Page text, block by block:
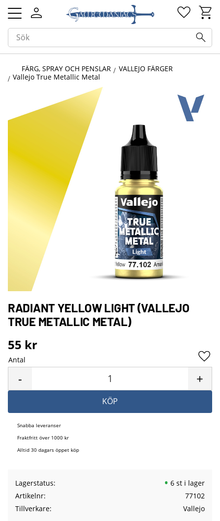
Meny
FÄRG, SPRAY OCH PENSLAR
VALLEJO FÄRGER
Vallejo True Metallic Metal
RADIANT YELLOW LIGHT (VALLEJO
TRUE METALLIC METAL)
55 kr
Antal
+
-
KÖP
Snabba leveranser
Fraktfritt över 1000 kr
Alltid 30 dagars öppet köp
Lagerstatus
6 st i lager
Artikelnr
77102
Tillverkare
Vallejo